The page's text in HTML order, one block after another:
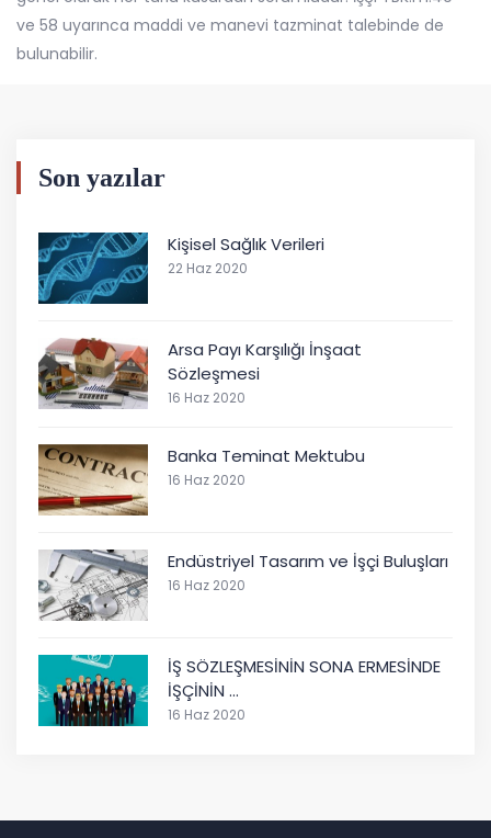
ve 58 uyarınca maddi ve manevi tazminat talebinde de
bulunabilir.
Son yazılar
Kişisel Sağlık Verileri
22 Haz 2020
Arsa Payı Karşılığı İnşaat
Sözleşmesi
16 Haz 2020
Banka Teminat Mektubu
16 Haz 2020
Endüstriyel Tasarım ve İşçi Buluşları
16 Haz 2020
İŞ SÖZLEŞMESİNİN SONA ERMESİNDE
İŞÇİNİN …
16 Haz 2020